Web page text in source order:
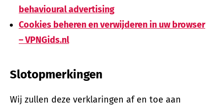
behavioural advertising
Cookies beheren en verwijderen in uw browser
– VPNGids.nl
Slotopmerkingen
Wij zullen deze verklaringen af en toe aan